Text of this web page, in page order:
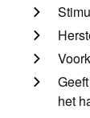
het